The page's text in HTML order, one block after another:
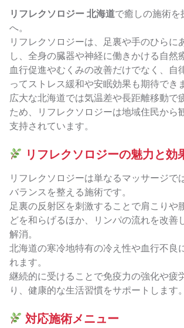
リフレクソロジー 北海道で癒しの施術
へ。
リフレクソロジーは、足裏や手のひらに
し、全身の臓器や神経に働きかける自然
血行促進やむくみの改善だけでなく、自
ってストレス緩和や安眠効果も期待でき
広大な北海道では気温差や長距離移動で
ため、リフレクソロジーは地域住民から
支持されています。
リフレクソロジーの魅力と効
リフレクソロジーは単なるマッサージで
バランスを整える施術です。
足裏の反射区を刺激することで肩こりや
どを和らげるほか、リンパの流れを改善
解消。
北海道の寒冷地特有の冷え性や血行不良
れます。
継続的に受けることで免疫力の強化や疲
り、健康的な生活習慣をサポートします。
対応施術メニュー